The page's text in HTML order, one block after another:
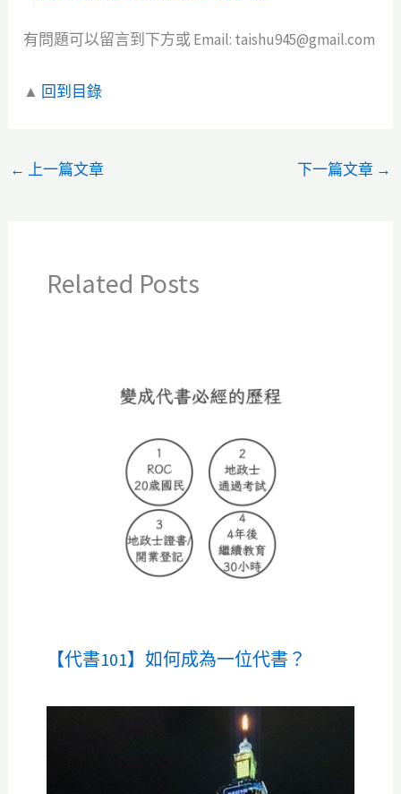
有問題可以留言到下方或 Email: taishu945@gmail.com
▲ 回到目錄
← 上一篇文章 下一篇文章 →
Related Posts
【代書101】如何成為一位代書？